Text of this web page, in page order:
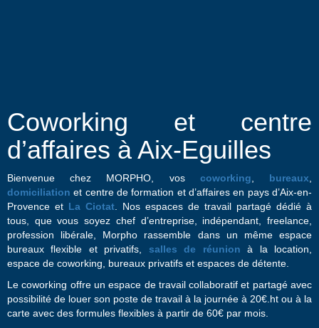
Coworking et centre
d’affaires à Aix-Eguilles
Bienvenue chez MORPHO, vos coworking bureaux
domiciliation et centre de formation et d’affaires en pays d’Aix-en-
Provence et La Ciotat . Nos espaces de travail partagé dédié à
tous, que vous soyez chef d’entreprise, indépendant, freelance,
profession libérale, Morpho rassemble dans un même espace
bureaux flexible et privatifs, salles de réunion à la location,
espace de coworking, bureaux privatifs et espaces de détente.
Le coworking offre un espace de travail collaboratif et partagé avec
possibilité de louer son poste de travail à la journée à 20€.ht ou à la
carte avec des formules flexibles à partir de 60€ par mois.